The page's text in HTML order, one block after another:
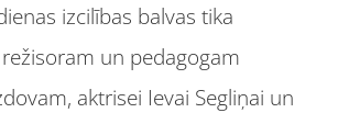
izcilības balvas tika
un pedagogam
aktrisei Ievai Segliņai un